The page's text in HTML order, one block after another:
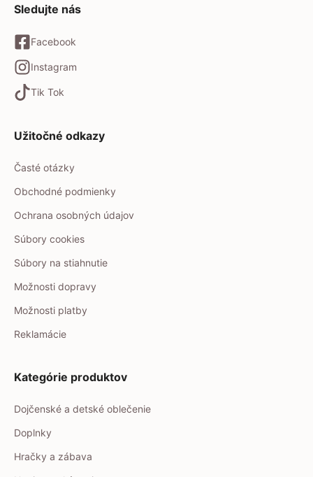
Sledujte nás
Facebook
Instagram
Tik Tok
Užitočné odkazy
Časté otázky
Obchodné podmienky
Ochrana osobných údajov
Súbory cookies
Súbory na stiahnutie
Možnosti dopravy
Možnosti platby
Reklamácie
Kategórie produktov
Dojčenské a detské oblečenie
Doplnky
Hračky a zábava